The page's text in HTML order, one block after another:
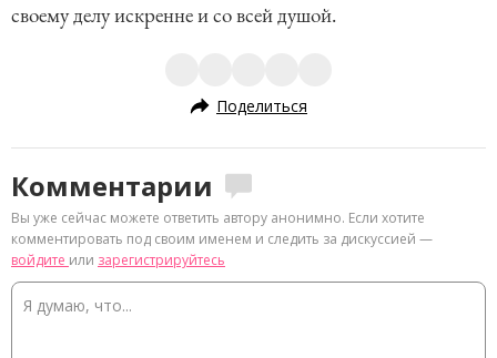
своему делу искренне и со всей душой.
Поделиться
Комментарии
Вы уже сейчас можете ответить автору анонимно. Если хотите
комментировать под своим именем и следить за дискуссией —
войдите или зарегистрируйтесь